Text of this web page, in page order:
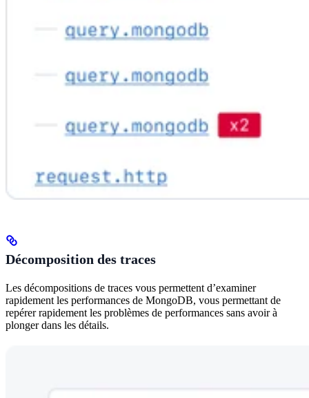
Décomposition des traces
Les décompositions de traces vous permettent d’examiner
rapidement les performances de MongoDB, vous permettant de
repérer rapidement les problèmes de performances sans avoir à
plonger dans les détails.